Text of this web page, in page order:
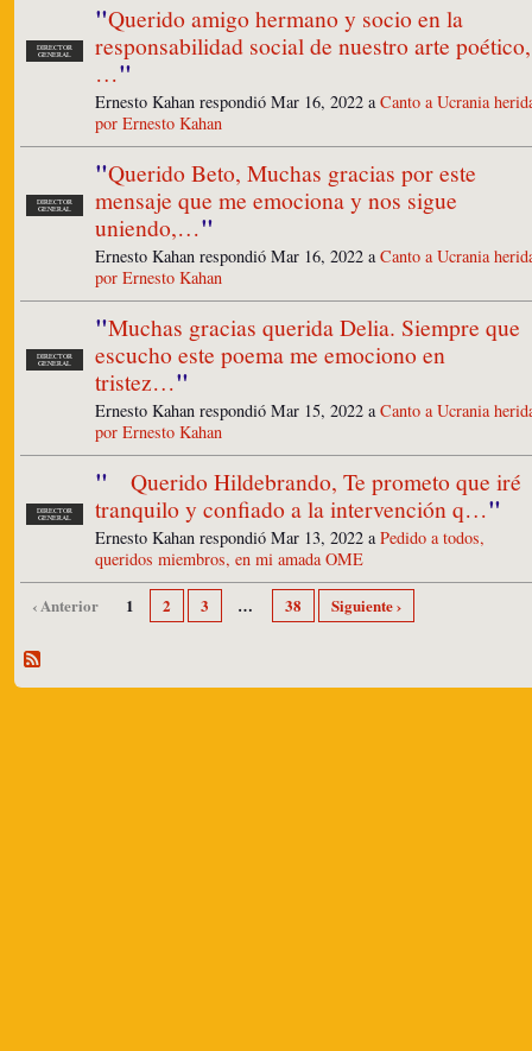
DIRECTOR
GENERAL
"Querido amigo hermano y socio en la
responsabilidad social de nuestro arte poético,
…"
Ernesto Kahan respondió Mar 16, 2022 aCanto a Ucrania
por Ernesto Kahan
DIRECTOR
GENERAL
"Querido Beto, Muchas gracias por este
mensaje que me emociona y nos sigue
uniendo,…"
Ernesto Kahan respondió Mar 16, 2022 aCanto a Ucrania
por Ernesto Kahan
DIRECTOR
GENERAL
"Muchas gracias querida Delia. Siempre que
escucho este poema me emociono en
tristez…"
Ernesto Kahan respondió Mar 15, 2022 aCanto a Ucrania
por Ernesto Kahan
DIRECTOR
GENERAL
" Querido Hildebrando, Te prometo que iré
tranquilo y confiado a la intervención q…"
Ernesto Kahan respondió Mar 13, 2022 aPedido a todos,
queridos miembros, en mi amada OME
‹ Anterior 1 2 3 … 38 Siguiente ›